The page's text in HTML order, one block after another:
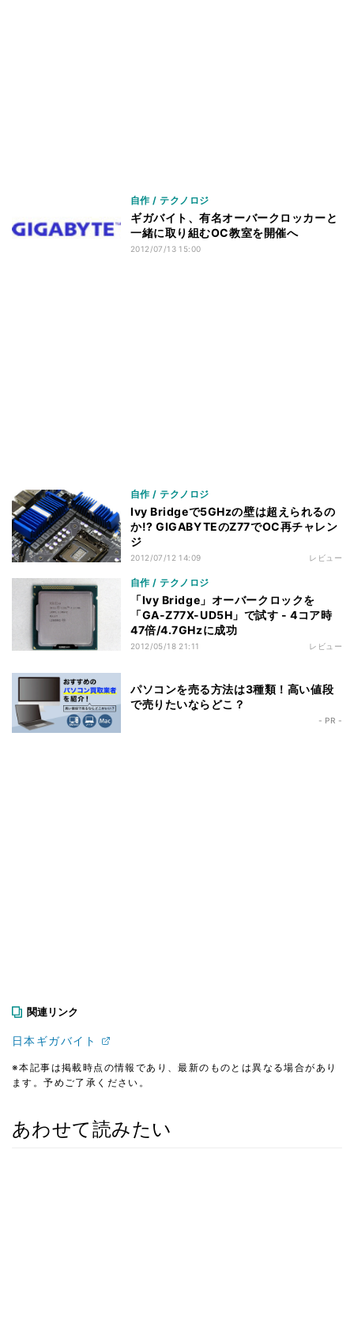
自作 / テクノロジ
ギガバイト、有名オーバークロッカーと
一緒に取り組むOC教室を開催へ
2012/07/13 15:00
自作 / テクノロジ
Ivy Bridgeで5GHzの壁は超えられるの
か!? GIGABYTEのZ77でOC再チャレン
ジ
2012/07/12 14:09 レビュー
自作 / テクノロジ
「Ivy Bridge」オーバークロックを
「GA-Z77X-UD5H」で試す - 4コア時
47倍/4.7GHzに成功
2012/05/18 21:11 レビュー
パソコンを売る方法は3種類！高い値段
で売りたいならどこ？
- PR -
関連リンク
日本ギガバイト
※本記事は掲載時点の情報であり、最新のものとは異なる場合があり
ます。予めご了承ください。
あわせて読みたい